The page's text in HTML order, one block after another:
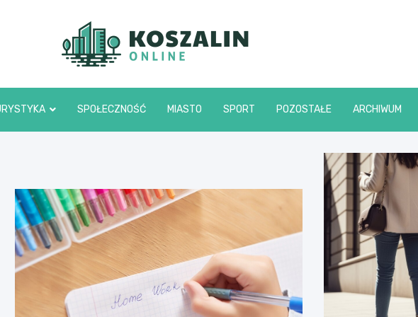
SPOŁECZNOŚĆ MIASTO SPORT POZOSTAŁE ARCHIWUM